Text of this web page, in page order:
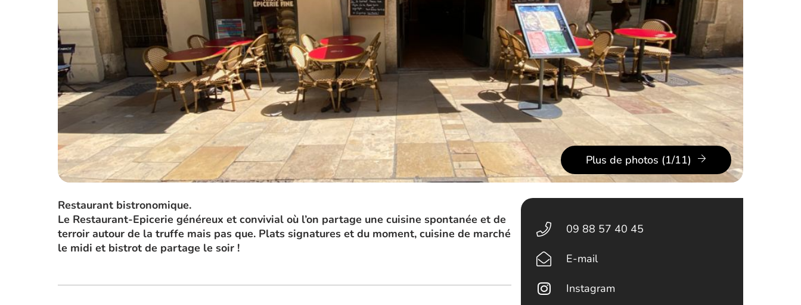
Plus de photos (1/11)
Restaurant bistronomique.
Le Restaurant-Epicerie généreux et convivial où l’on partage une cuisine spontanée et de
terroir autour de la truffe mais pas que. Plats signatures et du moment, cuisine de marché
le midi et bistrot de partage le soir !
09 88 57 40 45
E-mail
Instagram